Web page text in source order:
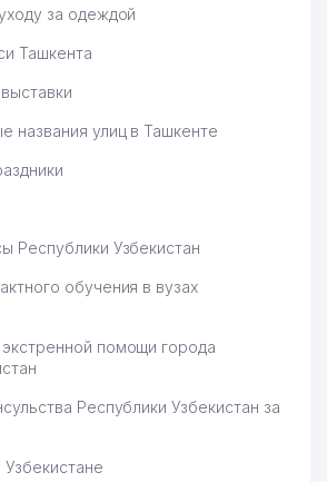
TECHNOLOGY
ПРИ
УЗБЕКИСТАН
239 м
SERVIS
ЧП 244 м
ООО
245 м
ООО 247 м
за одеждой
Ташкента
названия улиц в Ташкенте
Республики Узбекистан
обучения в вузах
помощи города
Республики Узбекистан за